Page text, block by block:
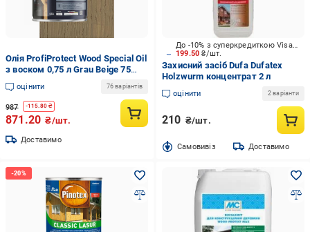
Олія ProfiProtect Wood Special Oil
з воском 0,75 л Grau Beige 75
eiche (20755879)
оцінити 76 варіантів
987 -115.80 ₴
871.20 ₴/шт.
Доставимо
199.50₴/шт.
До -10% з суперкредиткою Visa Вигода
Захисний засіб Dufa Dufatex
Holzwurm концентрат 2 л
оцінити 2 варіанти
210 ₴/шт.
Cамовивіз Доставимо